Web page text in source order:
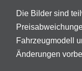
Die Bilder sind
Fahrzeugmodell
Änderungen